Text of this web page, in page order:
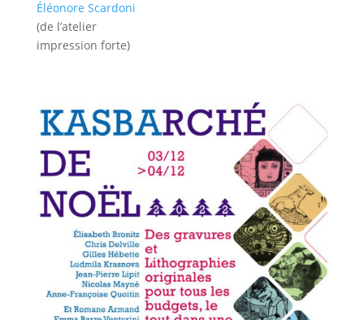
Éléonore Scardoni
(de l’atelier
impression forte)